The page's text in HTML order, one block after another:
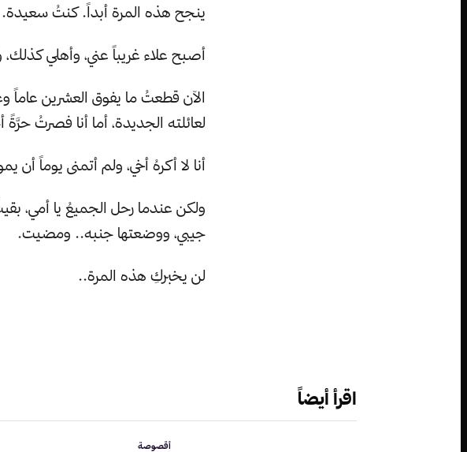
ينجح هذه المرة أبداً. كنتُ سعيدة.
أصبح علاء غريباً عني، وأهلي
الآن قطعتُ ما يفوق العشرين عاماً
لعائلته الجديدة، أما أنا فصرتُ حرَّةً
أنا لا أكرهُ أخي، ولم أتمنى يوماً أن
ولكن عندما رحل الجميعُ يا أمي،
جيبي، ووضعتها جنبه.. ومضيت.
لن يخبركِ هذه المرة..
اقرأ أيضاً
أقصوصة